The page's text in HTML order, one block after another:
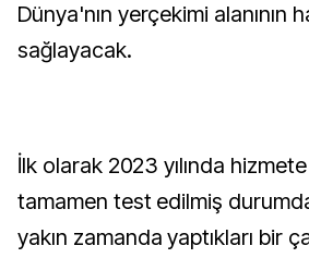
Dünya'nın yerçekimi alanının
sağlayacak.
İlk olarak 2023 yılında
tamamen test edilmiş
yakın zamanda yaptıkları bir